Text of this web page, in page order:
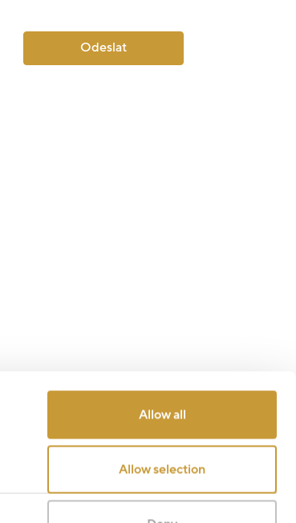
Allow all
Allow selection
Odeslat